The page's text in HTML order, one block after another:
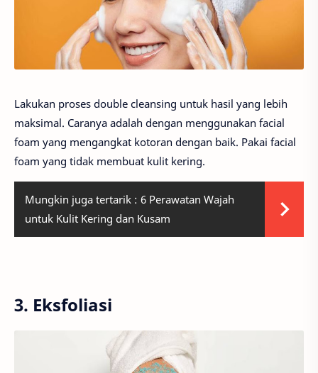
Lakukan proses double cleansing untuk hasil yang lebih
maksimal. Caranya adalah dengan menggunakan facial
foam yang mengangkat kotoran dengan baik. Pakai facial
foam yang tidak membuat kulit kering.
Mungkin juga tertarik : 6 Perawatan Wajah
untuk Kulit Kering dan Kusam
3. Eksfoliasi